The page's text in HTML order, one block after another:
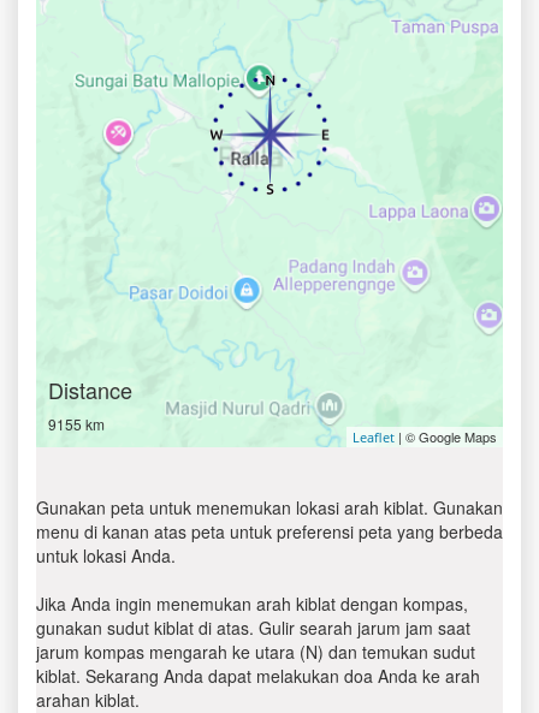
Distance
9155 km
Leaflet | © Google Maps
Gunakan peta untuk menemukan lokasi arah kiblat. Gunakan
menu di kanan atas peta untuk preferensi peta yang berbeda
untuk lokasi Anda.
Jika Anda ingin menemukan arah kiblat dengan kompas,
gunakan sudut kiblat di atas. Gulir searah jarum jam saat
jarum kompas mengarah ke utara (N) dan temukan sudut
kiblat. Sekarang Anda dapat melakukan doa Anda ke arah
arahan kiblat.